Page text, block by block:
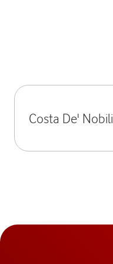
Costa De' Nobili